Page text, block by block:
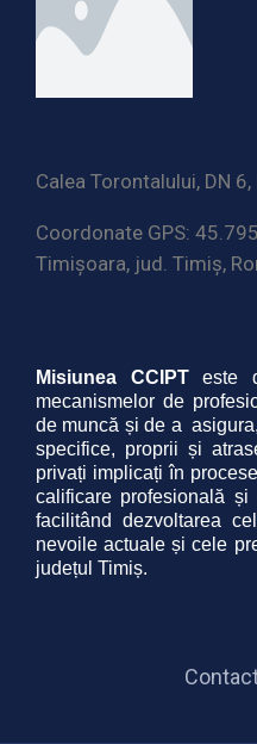
Calea Torontalului, DN 6,
Coordonate GPS:
Timișoara, jud. Timiș,
Misiunea CCIPT
este
mecanismelor de
de muncă și de a
specifice, proprii și
privați implicați în
calificare profesională
facilitând dezvoltarea
nevoile actuale și cele
județul Timiș.